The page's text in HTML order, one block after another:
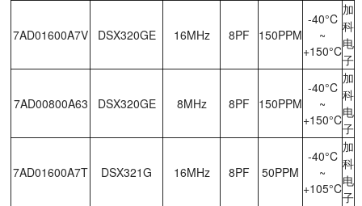
7AD01600A7V DSX320GE 16MHz 8PF 150PPM
-40°C
~
+150°C
加
科
电
子
7AD00800A63 DSX320GE 8MHz 8PF 150PPM
-40°C
~
+150°C
加
科
电
子
7AD01600A7T DSX321G 16MHz 8PF 50PPM
-40°C
~
+105°C
加
科
电
子